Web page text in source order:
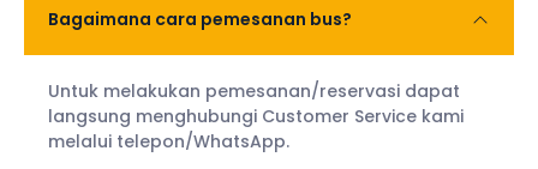
Bagaimana cara pemesanan bus?
Untuk melakukan pemesanan/reservasi dapat
langsung menghubungi Customer Service kami
melalui telepon/WhatsApp.